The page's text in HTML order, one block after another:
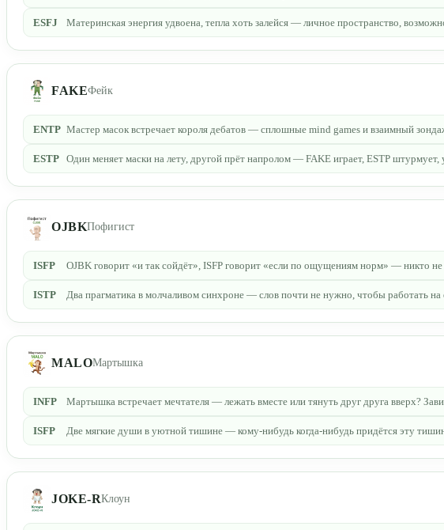
ESFJ Материнская энергия удвоена, тепла хоть залейся — личное пространство,
FAKEФейк
ENTP Мастер масок встречает короля дебатов — сплошные mind games и взаимный
ESTP Один меняет маски на лету, другой прёт напролом — FAKE играет, ESTP штурмует,
OJBKПофигист
ISFP OJBK говорит «и так сойдёт», ISFP говорит «если по ощущениям норм» — никто
ISTP Два прагматика в молчаливом синхроне — слов почти не нужно, чтобы работать на
MALOМартышка
INFP Мартышка встречает мечтателя — лежать вместе или тянуть друг друга вверх?
ISFP Две мягкие души в уютной тишине — кому-нибудь когда-нибудь придётся эту
JOKE-RКлоун